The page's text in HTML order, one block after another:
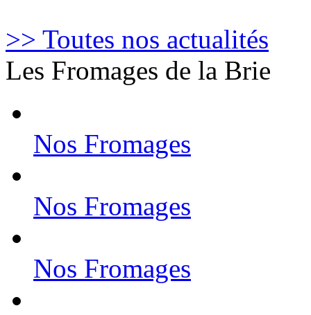
>> Toutes nos actualités
Les Fromages de la Brie
Nos Fromages
Nos Fromages
Nos Fromages